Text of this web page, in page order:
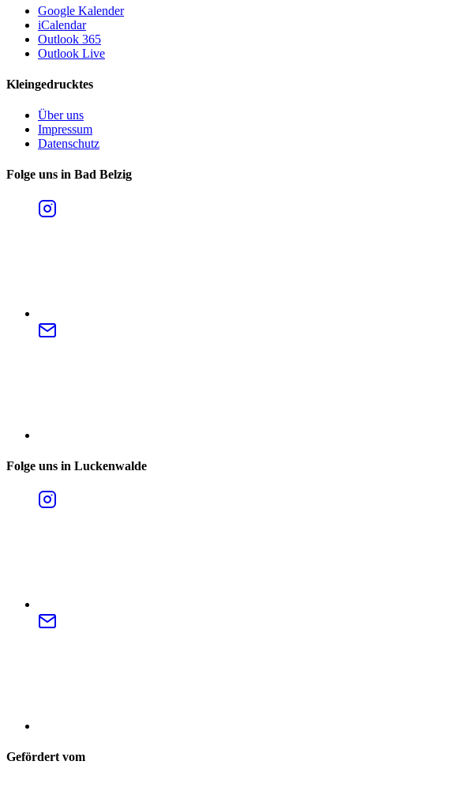
Google Kalender
iCalendar
Outlook 365
Outlook Live
Kleingedrucktes
Über uns
Impressum
Datenschutz
Folge uns in Bad Belzig
Folge uns in Luckenwalde
Gefördert vom